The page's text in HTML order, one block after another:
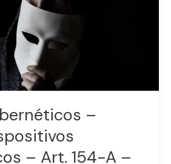
–
– Art. 154-A –